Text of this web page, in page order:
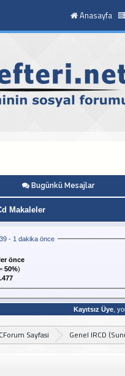
Anasayfa
Bugünkü Mesajlar
Makaleler
- 1 dakika önce
önce
50%)
Kayıtsız Üye,
Sayfasi Genel IRCD